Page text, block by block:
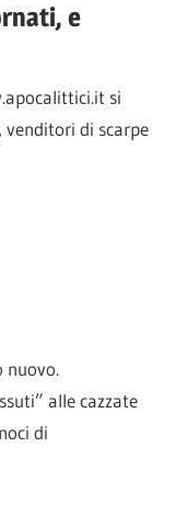
e
si
venditori di scarpe
nuovo.
alle cazzate
di